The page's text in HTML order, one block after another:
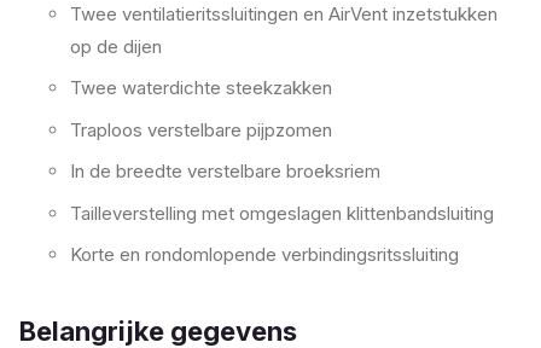
Twee ventilatieritssluitingen en AirVent inzetstukken
op de dijen
Twee waterdichte steekzakken
Traploos verstelbare pijpzomen
In de breedte verstelbare broeksriem
Tailleverstelling met omgeslagen klittenbandsluiting
Korte en rondomlopende verbindingsritssluiting
Belangrijke gegevens